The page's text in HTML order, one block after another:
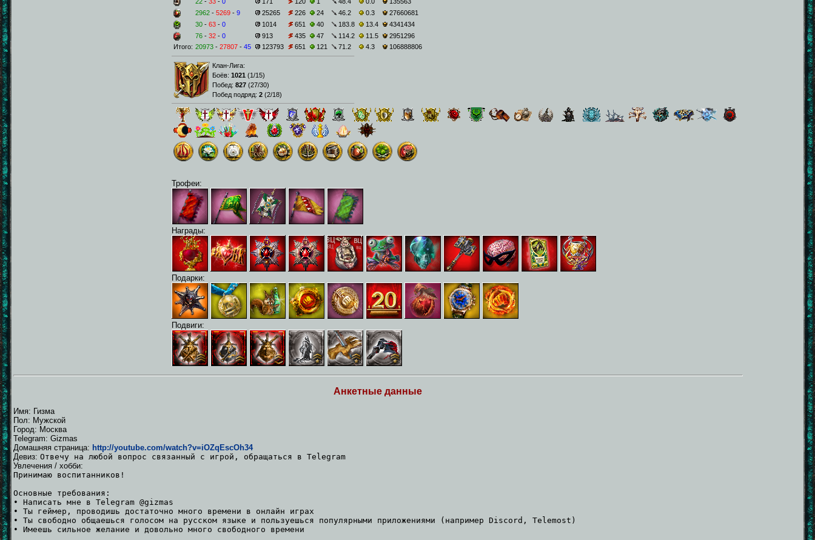
22 - 33 - 0 171 120 1 48.4 0.0
135563
2962 - 5269 - 9 25265 226 24 46.2 0.3
27660681
30 - 63 - 0 1014 651 40 183.8 13.4
4341434
76 - 32 - 0 913 435 47 114.2 11.5
2951296
Итого: 20973 - 27807 - 45 123793 651 121 71.2 4.3 106888806
Клан-Лига:
Боёв: 1021 (1/15)
Побед: 827 (27/30)
Побед подряд: 2 (2/18)
Трофеи:
Награды:
Подарки:
Подвиги:
Анкетные данные
Имя: Гизма
Пол: Мужской
Город: Москва
Telegram: Gizmas
Домашняя страница: http://youtube.com/watch?v=iOZqEscOh34
Девиз: Отвечу на любой вопрос связанный с игрой, обращаться в Telegram
Увлечения / хобби:
Принимаю воспитанников!
Основные требования:
• Написать мне в Telegram @gizmas
• Ты геймер, проводишь достаточно много времени в онлайн играх
• Ты свободно общаешься голосом на русском языке и пользуешься популярными приложениями (например Discord, Telemost)
• Имеешь сильное желание и довольно много свободного времени